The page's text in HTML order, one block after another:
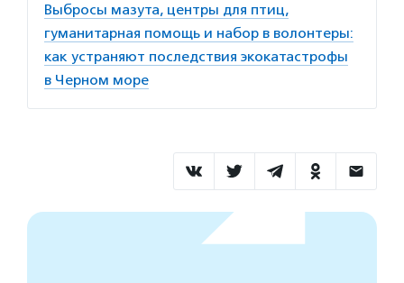
Выбросы мазута, центры для птиц,
гуманитарная помощь и набор в волонтеры:
как устраняют последствия экокатастрофы
в Черном море